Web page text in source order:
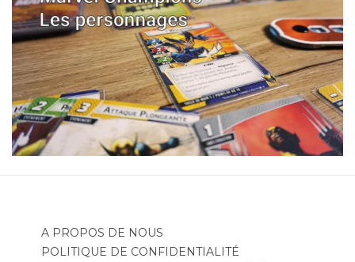
A PROPOS DE NOUS
POLITIQUE DE CONFIDENTIALITÉ